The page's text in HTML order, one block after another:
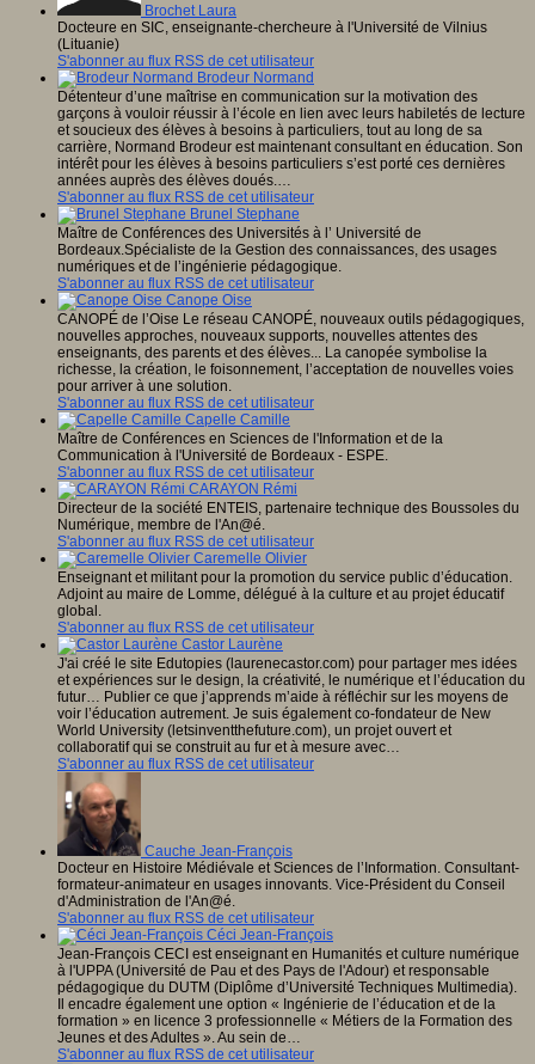
Brochet Laura
Docteure en SIC, enseignante-chercheure à l'Université de Vilnius
(Lituanie)
S'abonner au flux RSS de cet utilisateur
Brodeur Normand
Détenteur d’une maîtrise en communication sur la motivation des
garçons à vouloir réussir à l’école en lien avec leurs habiletés de lecture
et soucieux des élèves à besoins à particuliers, tout au long de sa
carrière, Normand Brodeur est maintenant consultant en éducation. Son
intérêt pour les élèves à besoins particuliers s’est porté ces dernières
années auprès des élèves doués.…
S'abonner au flux RSS de cet utilisateur
Brunel Stephane
Maître de Conférences des Universités à l’ Université de
Bordeaux.Spécialiste de la Gestion des connaissances, des usages
numériques et de l’ingénierie pédagogique.
S'abonner au flux RSS de cet utilisateur
Canope Oise
CANOPÉ de l’Oise Le réseau CANOPÉ, nouveaux outils pédagogiques,
nouvelles approches, nouveaux supports, nouvelles attentes des
enseignants, des parents et des élèves... La canopée symbolise la
richesse, la création, le foisonnement, l’acceptation de nouvelles voies
pour arriver à une solution.
S'abonner au flux RSS de cet utilisateur
Capelle Camille
Maître de Conférences en Sciences de l'Information et de la
Communication à l'Université de Bordeaux - ESPE.
S'abonner au flux RSS de cet utilisateur
CARAYON Rémi
Directeur de la société ENTEIS, partenaire technique des Boussoles du
Numérique, membre de l'An@é.
S'abonner au flux RSS de cet utilisateur
Caremelle Olivier
Enseignant et militant pour la promotion du service public d’éducation.
Adjoint au maire de Lomme, délégué à la culture et au projet éducatif
global.
S'abonner au flux RSS de cet utilisateur
Castor Laurène
J'ai créé le site Edutopies (laurenecastor.com) pour partager mes idées
et expériences sur le design, la créativité, le numérique et l’éducation du
futur… Publier ce que j’apprends m’aide à réfléchir sur les moyens de
voir l’éducation autrement. Je suis également co-fondateur de New
World University (letsinventthefuture.com), un projet ouvert et
collaboratif qui se construit au fur et à mesure avec…
S'abonner au flux RSS de cet utilisateur
Cauche Jean-François
Docteur en Histoire Médiévale et Sciences de l’Information. Consultant-
formateur-animateur en usages innovants. Vice-Président du Conseil
d'Administration de l'An@é.
S'abonner au flux RSS de cet utilisateur
Céci Jean-François
Jean-François CECI est enseignant en Humanités et culture numérique
à l'UPPA (Université de Pau et des Pays de l'Adour) et responsable
pédagogique du DUTM (Diplôme d’Université Techniques Multimedia).
Il encadre également une option « Ingénierie de l’éducation et de la
formation » en licence 3 professionnelle « Métiers de la Formation des
Jeunes et des Adultes ». Au sein de…
S'abonner au flux RSS de cet utilisateur